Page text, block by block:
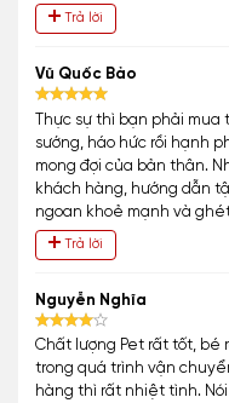
Trả lời
Vũ Quốc Bảo
Thực sự thì bạn phải
sướng, háo hức rồi hạnh
mong đợi của bản thân.
khách hàng, hướng dẫn
ngoan khoẻ mạnh và
Trả lời
Nguyễn Nghĩa
Chất lượng Pet rất tốt, bé
trong quá trình vận
hàng thì rất nhiệt tình.